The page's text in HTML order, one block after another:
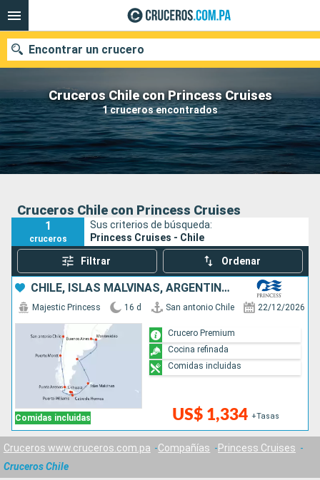
Cruceros Chile con Princess Cruises
1 cruceros encontrados
Encontrar un crucero
Nuestros destinos
Fecha de salida
Buscar
Cruceros Chile con Princess Cruises
1
cruceros
Sus criterios de búsqueda:
Princess Cruises - Chile
Filtrar Ordenar
CHILE, ISLAS MALVINAS, ARGENTINA, URUGUAY
Comidas incluidas
Majestic Princess 16 d San antonio Chile 22/12/2026
US$ 1,334 +Tasas
Crucero Premium
Cocina refinada
Comidas incluidas
Cruceros www.cruceros.com.pa Compañías
Princess Cruises
Cruceros Chile